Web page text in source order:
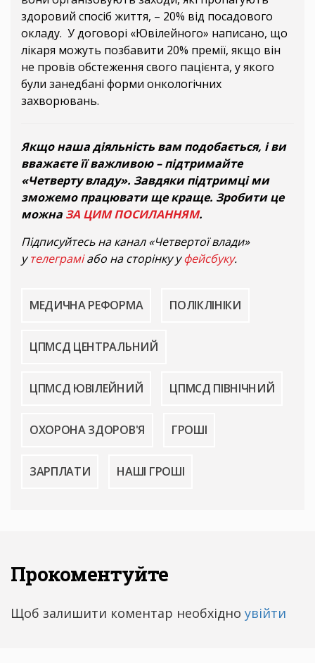
здоровий спосіб життя, – 20% від посадового
окладу. У договорі «Ювілейного» написано, що
лікаря можуть позбавити 20% премії, якщо він
не провів обстеження свого пацієнта, у якого
були занедбані форми онкологічних
захворювань.
Якщо наша діяльність вам подобається, і ви
вважаєте її важливою – підтримайте
«Четверту владу». Завдяки підтримці ми
зможемо працювати ще краще. Зробити це
можна ЗА ЦИМ ПОСИЛАННЯМ.
Підписуйтесь на канал «Четвертої влади»
утелеграміабо на сторінку уфейсбуку.
МЕДИЧНА РЕФОРМА ПОЛІКЛІНІКИ
ЦПМСД ЦЕНТРАЛЬНИЙ
ЦПМСД ЮВІЛЕЙНИЙ ЦПМСД ПІВНІЧНИЙ
ОХОРОНА ЗДОРОВ'Я ГРОШІ
ЗАРПЛАТИ НАШІ ГРОШІ
Прокоментуйте
Щоб залишити коментар необхідно увійти